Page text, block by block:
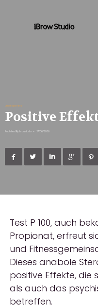
Uncategorized
Positive
Published By ibrowstudio • 27/06/2026
    
Test P 100, auch
Propionat, erfreut
und
Dieses anabole
positive Effekte, die
als auch das
betreffen.